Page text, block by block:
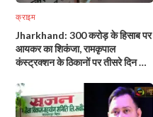
क्राइम
Jharkhand: 300 करोड़ के हिसाब पर
आयकर का शिकंजा, रामकृपाल
कंस्ट्रक्शन के ठिकानों पर तीसरे दिन भी